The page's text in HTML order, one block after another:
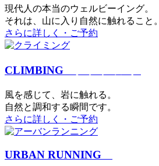
現代⼈の本当のウェルビーイング。
それは、⼭に⼊り⾃然に触れること。
さらに詳しく・ご予約
CLIMBING
⾵を感じて、岩に触れる。
⾃然と調和する瞬間です。
さらに詳しく・ご予約
URBAN RUNNING